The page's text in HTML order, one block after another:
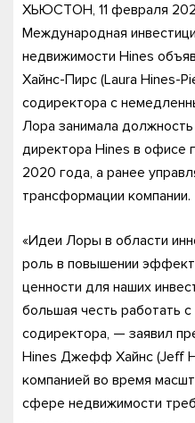
ХЬЮСТОН, 11 февраля
Международная
недвижимости Hines
Хайнс-Пирс (Laura Hines-
содиректора с
Лора занимала
директора Hines в офисе
2020 года, а ранее
трансформации компании.
«Идеи Лоры в области
роль в повышении
ценности для наших
большая честь работать с
содиректора, — заявил
Hines Джефф Хайнс (Jeff
компанией во время
сфере недвижимости